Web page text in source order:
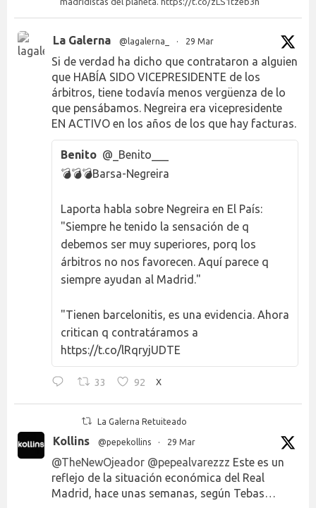
La Galerna @lagalerna_ · 29 Mar
Si de verdad ha dicho que contrataron a alguien
que HABÍA SIDO VICEPRESIDENTE de los
árbitros, tiene todavía menos vergüenza de lo
que pensábamos. Negreira era vicepresidente
EN ACTIVO en los años de los que hay facturas.
Benito @_Benito___
💣💣💣Barsa-Negreira
Laporta habla sobre Negreira en El País:
"Siempre he tenido la sensación de q
debemos ser muy superiores, porq los
árbitros no nos favorecen. Aquí parece q
siempre ayudan al Madrid."
"Tienen barcelonitis, es una evidencia. Ahora
critican q contratáramos a
https://t.co/lRqryjUDTE
33 92 X
La Galerna Retuiteado
Kollins @pepekollins · 29 Mar
@TheNewOjeador @pepealvarezzz Este es un
reflejo de la situación económica del Real
Madrid, hace unas semanas, según Tebas…